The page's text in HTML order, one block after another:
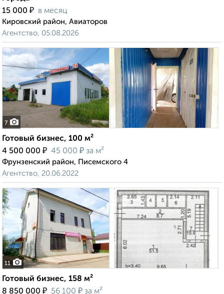
15 000 ₽ в месяц
Кировский район, Авиаторов
Агентство, 05.08.2026
7
Готовый бизнес, 100 м²
4 500 000 ₽ 45 000 ₽ за м²
Фрунзенский район, Писемского 4
Агентство, 20.06.2022
11
Готовый бизнес, 158 м²
8 850 000 ₽ 56 100 ₽ за м²